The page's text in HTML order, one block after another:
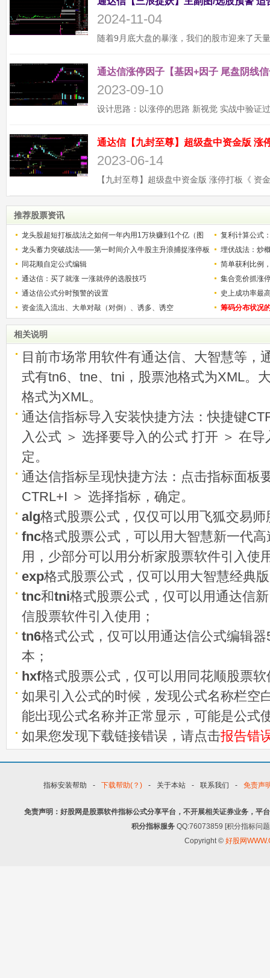
2024-11-04
通达信涨停因子【基因+因子 尾盘阴线
2023-09-10
2023-06-14
推荐股票资讯
龙头股超短打板战法之如何一年内用1万块赚到1个亿（图
解）
复利计算公式
少？
龙头蓄力突破战法——第一时间介入牛股主升浪捕捉涨停板
的技巧（图解）
埋伏战法：炒
同花顺自定公式编辑
简单获利比例
用
通达信：买了就涨 一涨就停的选股技巧
集合竞价抓涨
通达信公式分时预警的设置
史上成功率最
称选股法宝！
资金流入流出、大单对敲（对倒）、诱多、诱空 筹码分布状况
相关说明
目前市场常用软件有通达信、大智慧等，
式有tn6、tne、tni，股票池格式为XML。
格式为XML。
通达信指标导入安装快捷方法：快捷键
入公式 ＞ 选择要导入的公式 打开 ＞ 在
定。
通达信指标呈现快捷方法：点击指标面板
CTRL+I ＞ 选择指标，确定。
alg格式股票公式，仅仅可以用飞狐交易
fnc格式股票公式，可以用大智慧新一代
用，少部分可以用分析家股票软件引入使
exp格式股票公式，仅可以用大智慧经典
tnc和tni格式股票公式，仅可以用通达信
信股票软件引入使用；
tn6格式公式，仅可以用通达信公式编辑
本；
hxf格式股票公式，仅可以用同花顺股票
如果引入公式的时候，发现公式名称栏空
能出现公式名称并正常显示，可能是公式
如果您发现下载链接错误，请点击报告错
指标安装帮助 - 下载帮助(？) - 关于本站 - 联系我们 - 免责声
免责声明：好股网是股票软件指标公式分享平台，不开展相关证券业务，平
积分指标服务 QQ:76073859 [积分指标问
Copyright © 好股网